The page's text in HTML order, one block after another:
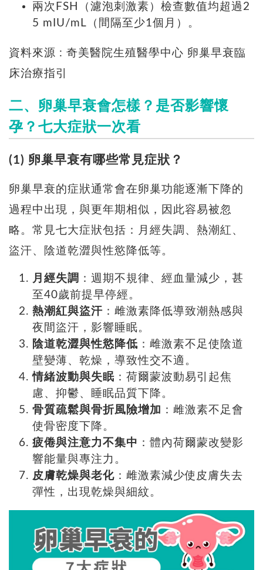
兩次FSH（濾泡刺激素）檢查數值均超過2
5 mIU/mL（間隔至少1個月）。
資料來源 : 奇美醫院生殖醫學中心 卵巢早衰臨
床治療指引
二、卵巢早衰會怎樣？是否影響懷
孕？七大症狀一次看
(1) 卵巢早衰有哪些常見症狀？
卵巢早衰的症狀通常會在卵巢功能逐漸下降的
過程中出現，與更年期相似，因此容易被忽
略。常見七大症狀包括：月經失調、熱潮紅、
盜汗、陰道乾澀與性慾降低等。
月經失調 ：週期不規律、經血量減少，甚
至40歲前提早停經。
熱潮紅與盜汗 ：雌激素降低導致潮熱感與
夜間盜汗，影響睡眠。
陰道乾澀與性慾降低 ：雌激素不足使陰道
壁變薄、乾燥，導致性交不適。
情緒波動與失眠 ：荷爾蒙波動易引起焦
慮、抑鬱、睡眠品質下降。
骨質疏鬆與骨折風險增加
：雌激素不足會
使骨密度下降。
疲倦與注意力不集中 ：體內荷爾蒙改變影
響能量與專注力。
皮膚乾燥與老化：雌激素減少使皮膚失去
彈性，出現乾燥與細紋。